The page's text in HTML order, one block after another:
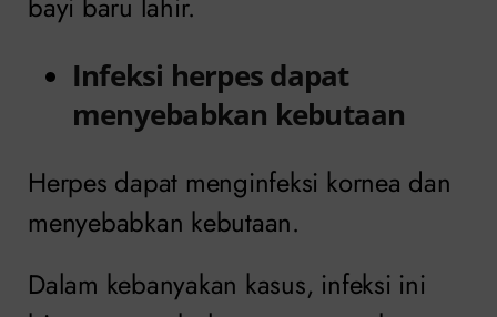
Infeksi herpes dapat
menyebabkan kebutaan
Herpes dapat menginfeksi kornea dan
menyebabkan kebutaan.
Dalam kebanyakan kasus, infeksi ini